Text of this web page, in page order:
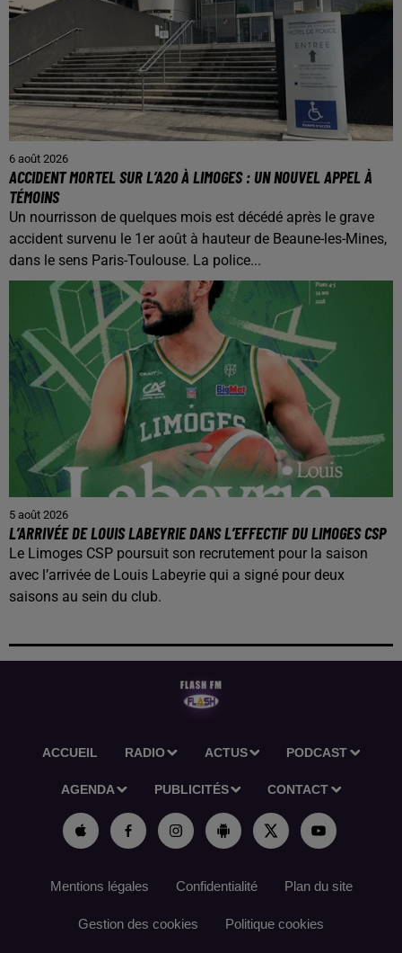
6 août 2026
ACCIDENT MORTEL SUR L’A20 À LIMOGES : UN NOUVEL APPEL À
TÉMOINS
Un nourrisson de quelques mois est décédé après le grave
accident survenu le 1er août à hauteur de Beaune-les-Mines,
dans le sens Paris-Toulouse. La police...
5 août 2026
L’ARRIVÉE DE LOUIS LABEYRIE DANS L’EFFECTIF DU LIMOGES CSP
Le Limoges CSP poursuit son recrutement pour la saison
avec l’arrivée de Louis Labeyrie qui a signé pour deux
saisons au sein du club.
ACCUEIL RADIO ACTUS PODCAST
AGENDA PUBLICITÉS CONTACT
Mentions légales Confidentialité Plan du site
Gestion des cookies Politique cookies